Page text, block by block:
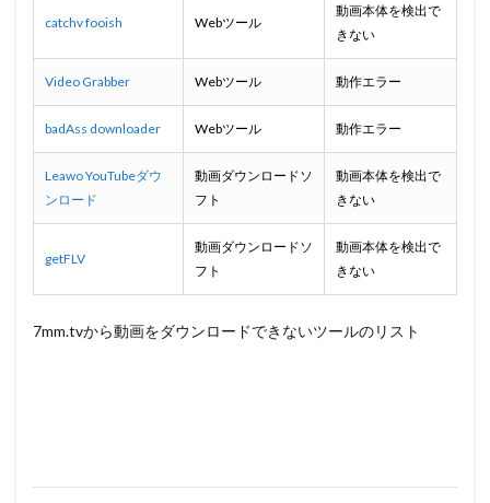
catchv fooish Webツール
動画本体を検出で
きない
Video Grabber Webツール 動作エラー
badAss downloader Webツール 動作エラー
Leawo YouTubeダウ
ンロード
動画ダウンロードソ
フト
動画本体を検出で
きない
getFLV
動画ダウンロードソ
フト
動画本体を検出で
きない
7mm.tvから動画をダウンロードできないツールのリスト